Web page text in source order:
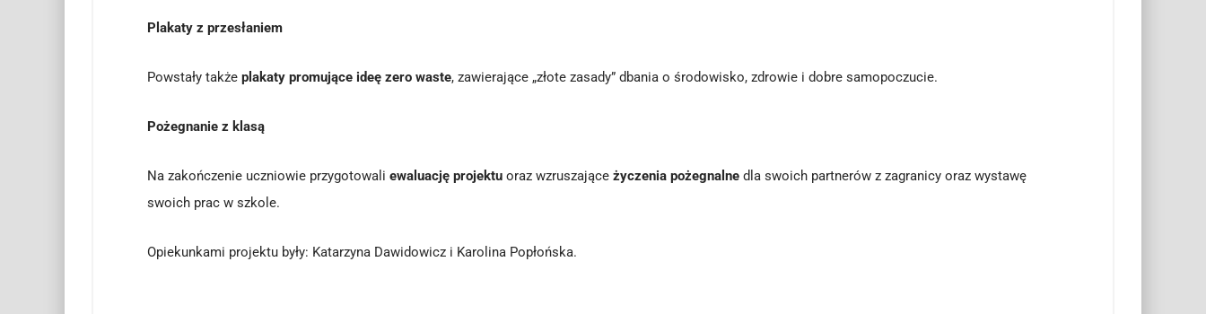
Plakaty z przesłaniem
Powstały także plakaty promujące ideę zero waste, zawierające „złote zasady” dbania o środowisko, zdrowie i dobre samopoczucie.
Pożegnanie z klasą
Na zakończenie uczniowie przygotowali ewaluację projektu oraz wzruszające życzenia pożegnalne dla swoich partnerów z zagranicy oraz wystawę
swoich prac w szkole.
Opiekunkami projektu były: Katarzyna Dawidowicz i Karolina Popłońska.